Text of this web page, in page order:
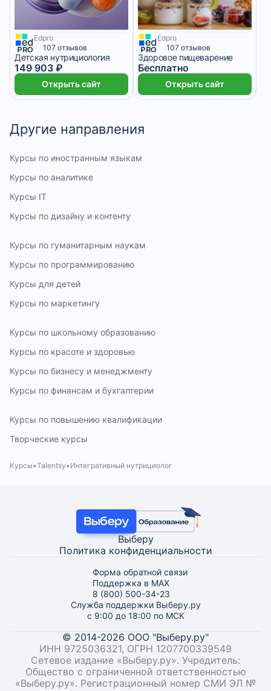
6 месяцев
Edpro
107 отзывов
Детская нутрициология
149 903 ₽
Открыть сайт
Edpro
107 отзывов
Здоровое пищеварение
Бесплатно
Открыть сайт
Другие направления
Курсы по иностранным языкам
Курсы по аналитике
Курсы IT
Курсы по дизайну и контенту
Курсы по гуманитарным наукам
Курсы по программированию
Курсы для детей
Курсы по маркетингу
Курсы по школьному образованию
Курсы по красоте и здоровью
Курсы по бизнесу и менеджменту
Курсы по финансам и бухгалтерии
Курсы по повышению квалификации
Творческие курсы
Курсы Talentsy Интегративный нутрициолог
Выберу
Политика конфиденциальности
Форма обратной связи
Поддержка в MAX
8 (800) 500-34-23
Служба поддержки Выберу.ру
с 9:00 до 18:00 по МСК
© 2014-2026 ООО "Выберу.ру"
ИНН 9725036321, ОГРН 1207700339549
Сетевое издание «Выберу.ру». Учредитель:
Общество с ограниченной ответственностью
«Выберу.ру». Регистрационный номер СМИ ЭЛ №